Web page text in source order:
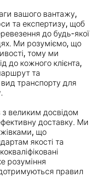
вашого вантажу,
та експертизу, щоб
до будь-якої
Ми розуміємо, що
тому ми
до кожного клієнта,
та
транспорту для
великим досвідом
доставку. Ми
що
якості та
розуміння
правил